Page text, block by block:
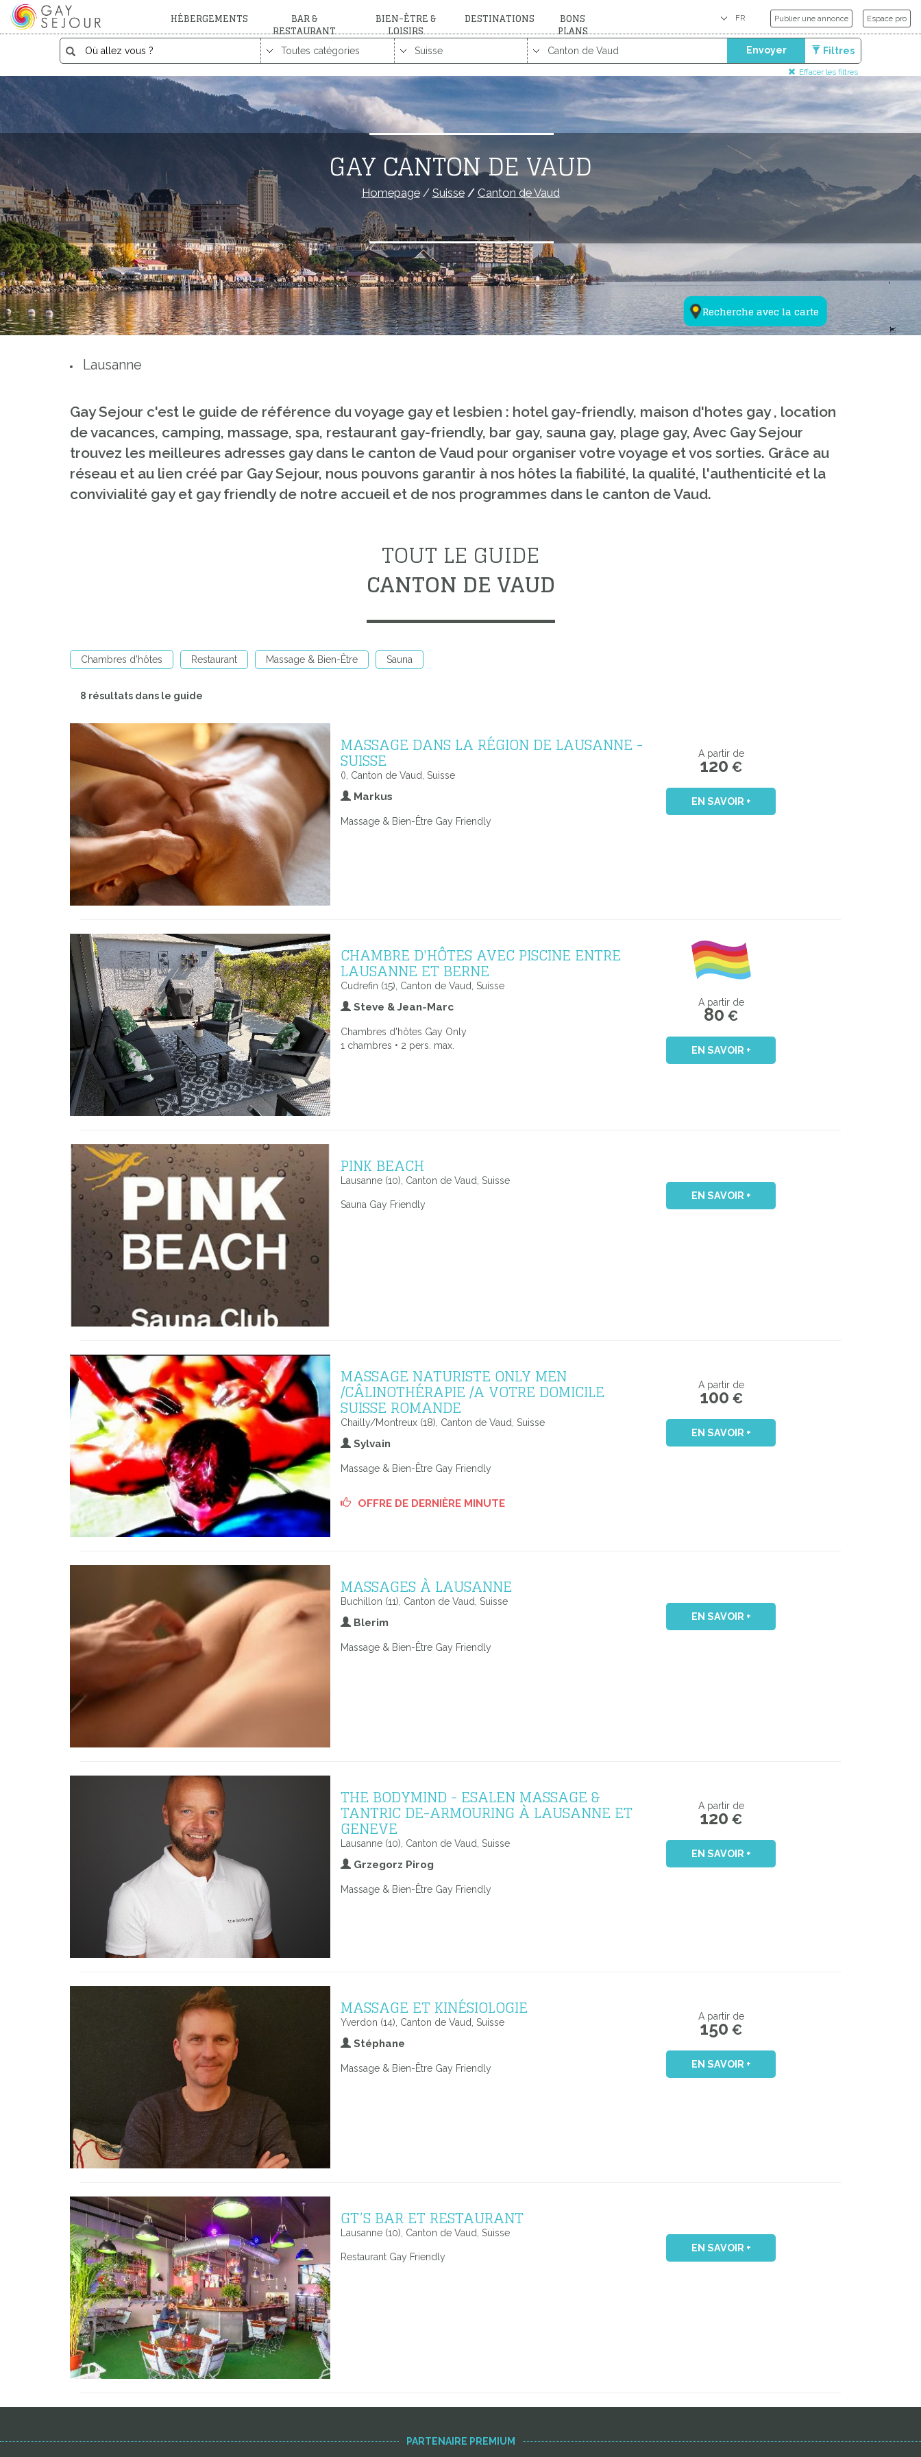
HÉBERGEMENTS BAR &
RESTAURANT
BIEN-ÊTRE &
LOISIRS
DESTINATIONS BONS
PLANS
Publier une annonce Espace pro
Envoyer Filtres
Effacer les filtres
Recherche avec la carte
GAY CANTON DE VAUD
Homepage/ Suisse/ Canton de Vaud
Lausanne
Gay Sejour c'est le guide de référence du voyage gay et lesbien : hotel gay-friendly, maison d'hotes gay , location
de vacances, camping, massage, spa, restaurant gay-friendly, bar gay, sauna gay, plage gay, Avec Gay Sejour
trouvez les meilleures adresses gay dans le canton de Vaud pour organiser votre voyage et vos sorties. Grâce au
réseau et au lien créé par Gay Sejour, nous pouvons garantir à nos hôtes la fiabilité, la qualité, l'authenticité et la
convivialité gay et gay friendly de notre accueil et de nos programmes dans le canton de Vaud.
TOUT LE GUIDE
CANTON DE VAUD
Chambres d'hôtes Restaurant Massage & Bien-Être Sauna
8 résultats dans le guide
MASSAGE DANS LA RÉGION DE LAUSANNE -
SUISSE
(), Canton de Vaud, Suisse
Markus
Massage & Bien-Être Gay Friendly
A partir de
120 €
EN SAVOIR +
CHAMBRE D'HÔTES AVEC PISCINE ENTRE
LAUSANNE ET BERNE
Cudrefin (15), Canton de Vaud, Suisse
Steve & Jean-Marc
Chambres d'hôtes Gay Only
1 chambres • 2 pers. max.
A partir de
80 €
EN SAVOIR +
PINK BEACH
Lausanne (10), Canton de Vaud, Suisse
Sauna Gay Friendly
EN SAVOIR +
MASSAGE NATURISTE ONLY MEN
/CÂLINOTHÉRAPIE /A VOTRE DOMICILE
SUISSE ROMANDE
Chailly/Montreux (18), Canton de Vaud, Suisse
Sylvain
Massage & Bien-Être Gay Friendly
OFFRE DE DERNIÈRE MINUTE
A partir de
100 €
EN SAVOIR +
MASSAGES À LAUSANNE
Buchillon (11), Canton de Vaud, Suisse
Blerim
Massage & Bien-Être Gay Friendly
EN SAVOIR +
THE BODYMIND - ESALEN MASSAGE &
TANTRIC DE-ARMOURING À LAUSANNE ET
GENEVE
Lausanne (10), Canton de Vaud, Suisse
Grzegorz Pirog
Massage & Bien-Être Gay Friendly
A partir de
120 €
EN SAVOIR +
MASSAGE ET KINÉSIOLOGIE
Yverdon (14), Canton de Vaud, Suisse
Stéphane
Massage & Bien-Être Gay Friendly
A partir de
150 €
EN SAVOIR +
GT’S BAR ET RESTAURANT
Lausanne (10), Canton de Vaud, Suisse
Restaurant Gay Friendly
EN SAVOIR +
PARTENAIRE PREMIUM